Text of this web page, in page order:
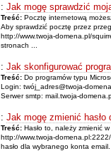
: Jak mogę sprawdzić
Treść: Pocztę internetową
Aby sprawdzić pocztę przez
http://www.twoja-domena.pl/
stronach ...
: Jak skonfigurować
Treść: Do programów typu
Login: twój_adres@twoja-
Serwer smtp: mail.twoja-
: Jak mogę zmienić hasło
Treść: Hasło to, należy zmienić
http://www.twoja-
hasło dla wybranego konta email.